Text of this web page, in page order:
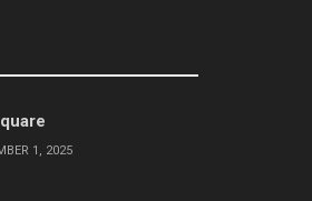
1, 2025